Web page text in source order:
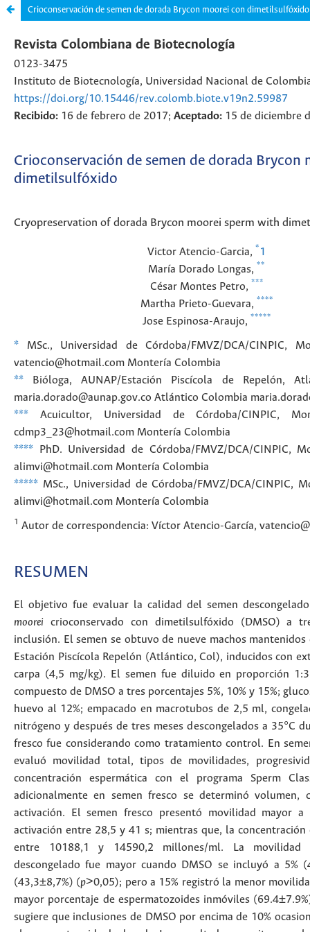
Crioconservación de semen de dorada Brycon moorei con dimetilsulfóxido